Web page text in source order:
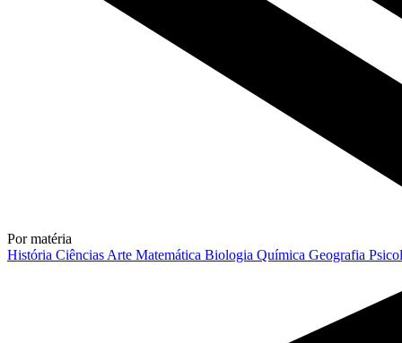
Por matéria
História Ciências Arte Matemática Biologia Química Geografia